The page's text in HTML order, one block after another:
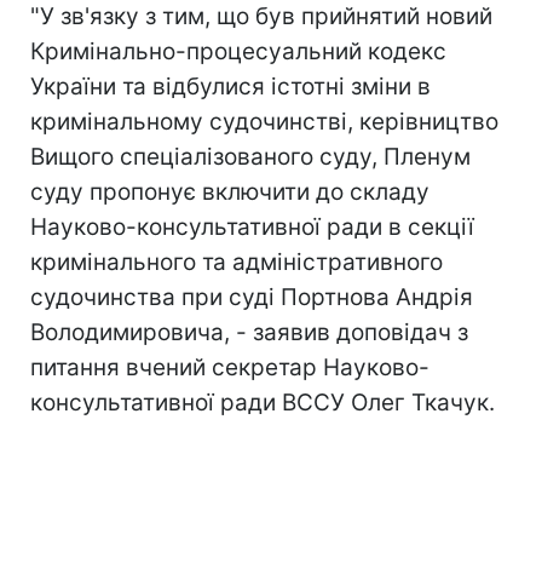
"У зв'язку з тим, що був прийнятий новий
Кримінально-процесуальний кодекс
України та відбулися істотні зміни в
кримінальному судочинстві, керівництво
Вищого спеціалізованого суду, Пленум
суду пропонує включити до складу
Науково-консультативної ради в секції
кримінального та адміністративного
судочинства при суді Портнова Андрія
Володимировича, - заявив доповідач з
питання вчений секретар Науково-
консультативної ради ВССУ Олег Ткачук.